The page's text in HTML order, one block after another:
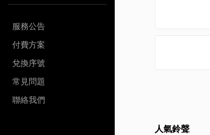
服務公告
付費方案
兌換序號
常見問題
聯絡我們
人氣鈴聲